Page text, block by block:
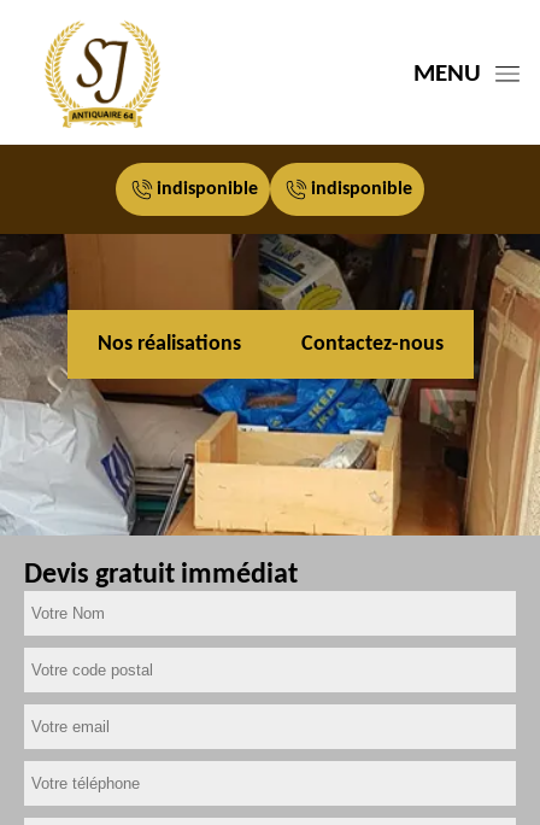
MENU
indisponible indisponible
Nos réalisations Contactez-nous
Devis gratuit immédiat